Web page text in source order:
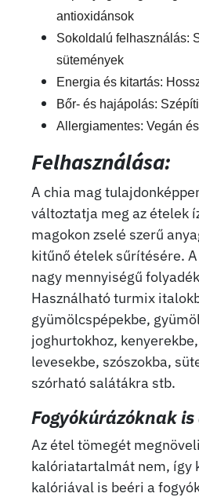
antioxidánsok
Sokoldalú felhasználás:
sütemények
Energia és kitartás:
Bőr- és hajápolás:
Allergiamentes: Vegán
Felhasználása:
A chia mag
változtatja meg az ételek
magokon zselé szerű
kitűnő ételek sűrítésére.
nagy mennyiségű
Használható turmix
gyümölcspépekbe,
joghurtokhoz,
levesekbe, szószokba,
szórható salátákra stb.
Fogyókúrázóknak
Az étel tömegét
kalóriatartalmát nem, így
kalóriával is beéri a